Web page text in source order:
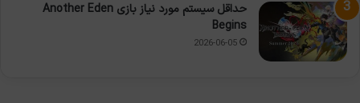
حداقل سیستم مورد نیاز بازی Another Eden
Begins
2026-06-05